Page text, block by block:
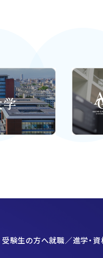
受験生の方へ就職／進学・資